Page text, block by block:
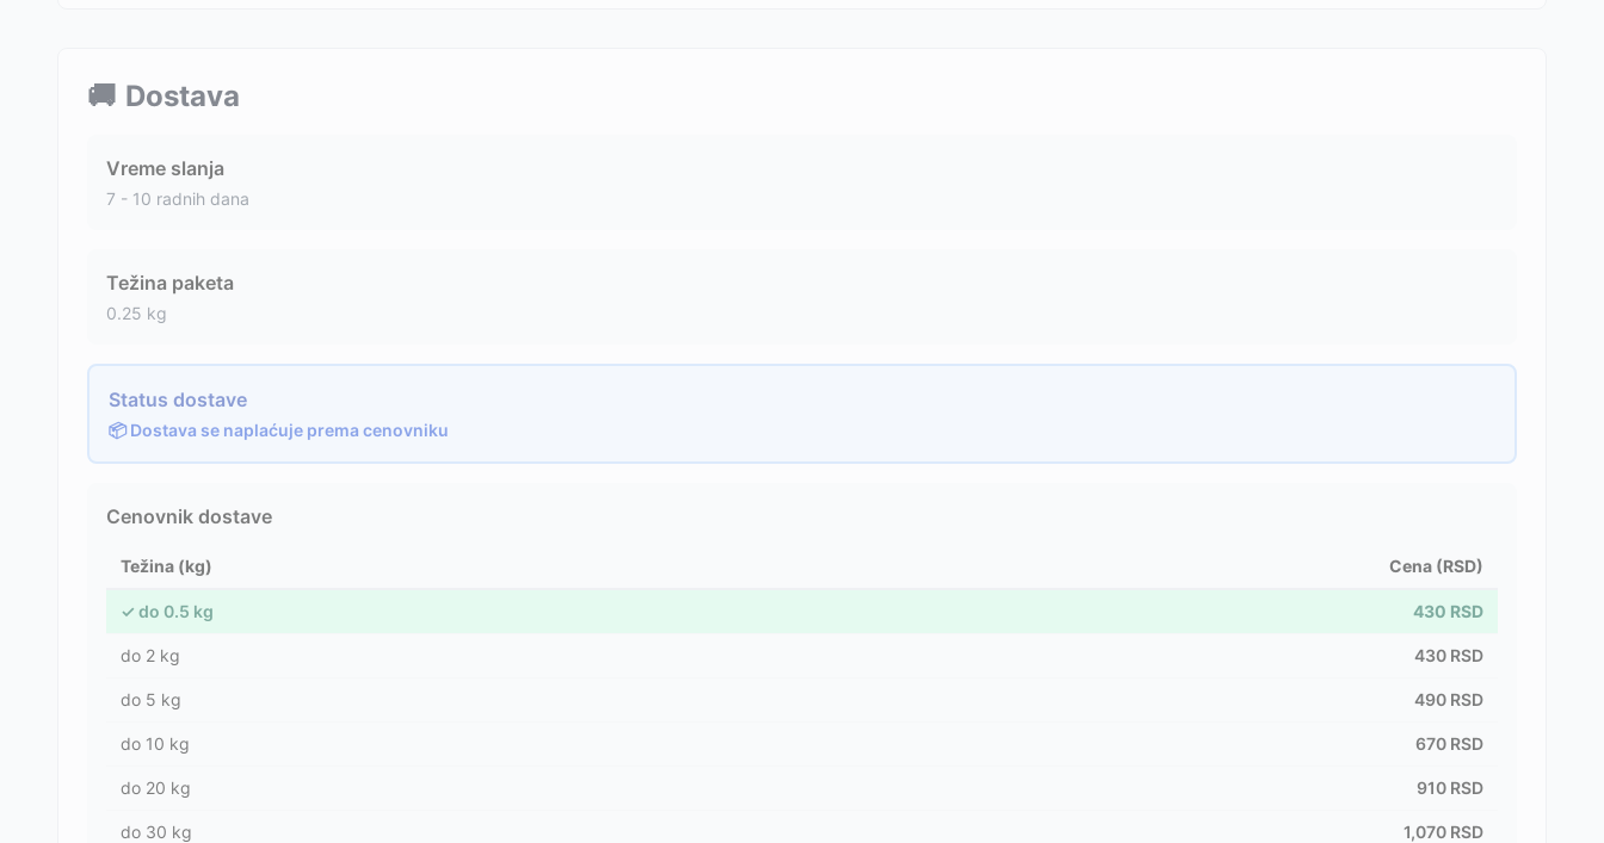
🚚 Dostava
Vreme slanja
7 - 10 radnih dana
Težina paketa
0.25 kg
Status dostave
📦 Dostava se naplaćuje prema cenovniku
Cenovnik dostave
Težina (kg) Cena (RSD)
✓ do 0.5 kg 430 RSD
do 2 kg 430 RSD
do 5 kg 490 RSD
do 10 kg 670 RSD
do 20 kg 910 RSD
do 30 kg 1,070 RSD